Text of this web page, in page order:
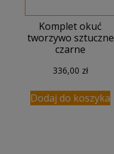
Komplet okuć
tworzywo sztuczne
czarne
336,00 zł
Dodaj do koszyka